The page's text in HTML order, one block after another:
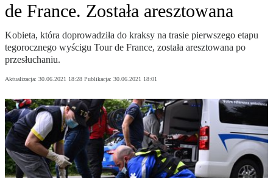
de France. Została aresztowana
Kobieta, która doprowadziła do kraksy na trasie pierwszego etapu
tegorocznego wyścigu Tour de France, została aresztowana po
przesłuchaniu.
Aktualizacja: 30.06.2021 18:28 Publikacja: 30.06.2021 18:01